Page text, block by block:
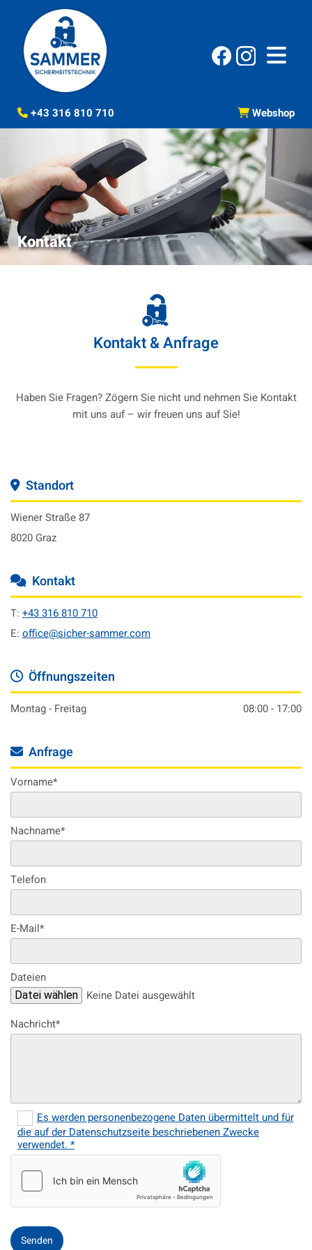
 +43 316 810 710  Webshop
Kontakt
Kontakt & Anfrage
Haben Sie Fragen? Zögern Sie nicht und nehmen Sie Kontakt
mit uns auf – wir freuen uns auf Sie!
 Standort
Wiener Straße 87
8020 Graz
 Kontakt
T: +43 316 810 710
E: office@sicher-sammer.com
Öffnungszeiten
Montag - Freitag 08:00 - 17:00
 Anfrage
Vorname*
Nachname*
Telefon
E-Mail*
Dateien
Datei wählen
Keine Datei ausgewählt
Nachricht*
Es werden personenbezogene Daten übermittelt und für
die auf der Datenschutzseite beschriebenen Zwecke
verwendet. *